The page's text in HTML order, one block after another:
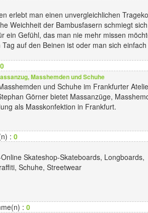
erlebt man einen unvergleichlichen
Weichheit der Bambusfasern schmiegt
ein Gefühl, das man nie mehr missen
auf den Beinen ist oder man sich
0
Masshemden und Schuhe
und Schuhe im Frankfurter
Görner bietet Massanzüge,
als Masskonfektion in Frankfurt.
: 0
Skateshop-Skateboards, Longboards,
Schuhe, Streetwear
: 0